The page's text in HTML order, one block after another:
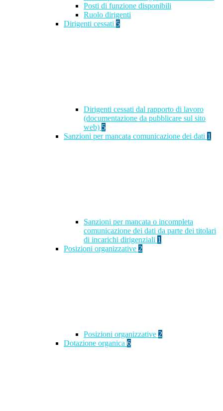
Posti di funzione disponibili
Ruolo dirigenti
Dirigenti cessati 5
Dirigenti cessati dal rapporto di lavoro
(documentazione da pubblicare sul sito
web) 5
Sanzioni per mancata comunicazione dei dati 1
Sanzioni per mancata o incompleta
comunicazione dei dati da parte dei titolari
di incarichi dirigenziali 1
Posizioni organizzative 2
Posizioni organizzative 2
Dotazione organica 6